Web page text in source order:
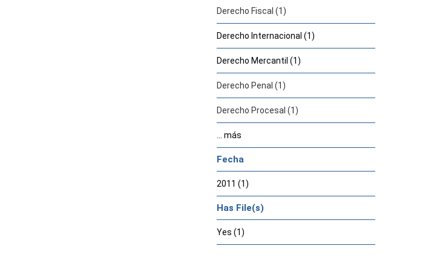
Derecho Fiscal (1)
Derecho Internacional (1)
Derecho Mercantil (1)
Derecho Penal (1)
Derecho Procesal (1)
... más
Fecha
2011 (1)
Has File(s)
Yes (1)